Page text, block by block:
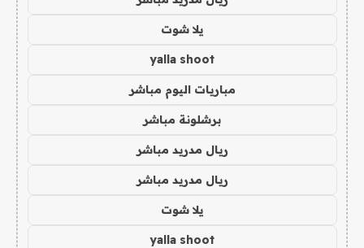
يلا شوت
yalla shoot
مباريات اليوم مباشر
برشلونة مباشر
ريال مدريد مباشر
ريال مدريد مباشر
يلا شوت
yalla shoot